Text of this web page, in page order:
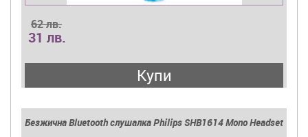
62 лв.
31 лв.
Купи
Безжична Bluetooth слушалка Philips SHB1614 Mono Headset